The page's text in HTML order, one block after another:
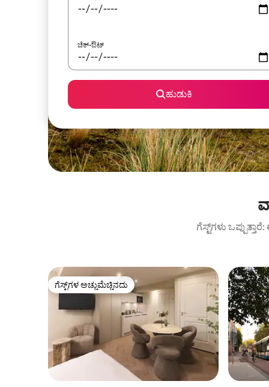
ಚೆಕ್-ಔಟ್
ಹುಡುಕಿ
ಗೆಸ್ಟ್‌ಗಳು
ಗೆಸ್ಟ್‌ಗಳ ಅಚ್ಚುಮೆಚ್ಚಿನದು
ಗೆಸ್ಟ್‌ಗಳ ಅಚ್ಚುಮೆಚ್ಚಿನದು